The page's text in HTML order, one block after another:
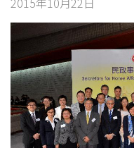
刘
信
信
博